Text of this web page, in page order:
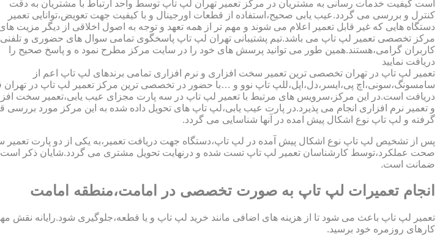
است کیفیت خدمات رسانی به مشتریان در مرکز تعمیر تهران لپ تاپ توسط واحد ارتباط با مشتریان به دقت
کنترل و بررسی می گردد.عیب یابی صحیح،استفاده از قطعات اورجینال و با کیفیت جهت تعویض،توانایی تعمیر
دستگاه هایی که غیر قابل تعمیر اعلام می شوند و مهم تر از همه تعهد و توجه به اصول اخلاقی از دیگر مزیت
مرکز تخصصی تعمیر لپ تاپ می باشد.تیم پشتیبانی تهران لپ تاپ پاسخگوی تمامی سوال های حضوری و تلفنی
کاربران گرامی،هستند.همین طور می توانید پرسش های خود را در سایت مرکز مطرح نمود ه و پاسخ صحیح را
دریافت نمایید
تعمیر لپ تاپ در تهران تخصصی ترین تعمیر سخت افزاری و نرم افزاری تمامی برندهای لپ تاپ اعم از
سامسونگ،سونی،اچ پی،ایسر،دل،اپل،للپ تاپ نوو و …با حضور در تخصصی ترین مرکز تعمیر لپ تاپ در تهران
دریافت است.در این مرکز،سرویس های مرتبط با تعمیر لپ تاپ در سه پارت مجزای عیب یابی،تعمیر سخت
و تعمیر نرم افزاری انجام می پذیرد.در پارت عیب یابی،لپ تاپ های تحویل داده شده به این مرکز مورد بررسی
گرفته و لپ تاپ نوع اشکال پیش امده در آنها شناسایی می گردد.
پس از تشخیص لپ تاپ نوع اشکال پیش آمده در لپ تاپ،دستگاه جهت دریافت تعمیر،به یکی از دو پارت تعمیر
صحت عملکرد،توسط کارشناسان تعمیر لپ تاپ تست شده و درنهایت تحویل مشتری می گردد.شایان ذکر است
ضمانت است.
انجام تعمیرات لپ تاپ به صورت تخصصی در امامت،منطقه امامت
تعمیر لپ تاپ باعث می شود تا از هزینه های اضافی مانند خرید لپ تاپ و یا قطعه،جلوگیری شود.رایانه نقش
کارهای روزمره خود برسید.